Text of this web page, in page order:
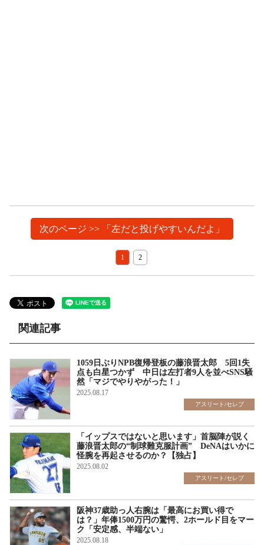
次のページ >> 「左だと投げやすいんだよ」
1 2
関連記事
1059日ぶりNPB復帰登板の藤浪晋太郎 5回1失
点も白星つかず 中日は左打者9人を並べSNS騒
然「マジでやりやがった！」
2025.08.17
アスリート/セレブ
「イップスではないと思います」首脳陣が説く
藤浪晋太郎の“制球難克服計画” DeNAはいかに
怪腕を再起させるのか？【独占】
2025.08.02
アスリート/セレブ
阪神37歳助っ人右腕は「最高にお買い得で
は？」年俸1500万円の驚愕、2ホールド目をマー
ク「安定感、半端ない」
2025.08.18